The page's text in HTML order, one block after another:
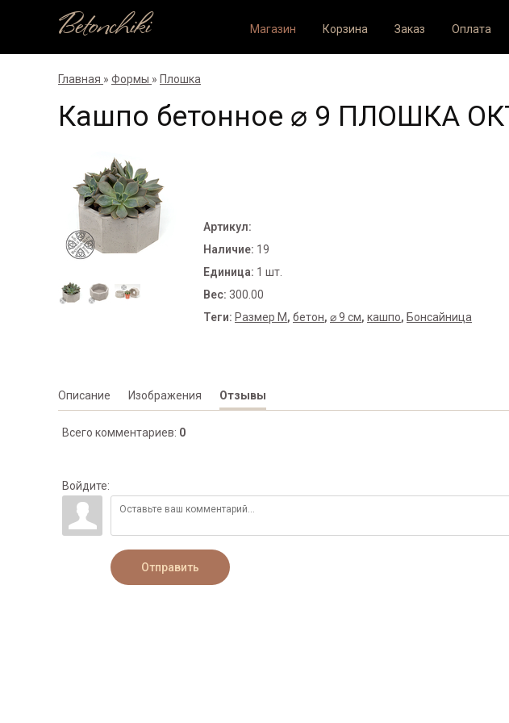
Betonchiki Магазин Корзина Заказ Оплата
Главная » Формы » Плошка
Кашпо бетонное ⌀ 9 ПЛОШКА
Артикул:
Наличие: 19
Единица: 1 шт.
Вес: 300.00
Теги: Размер M, бетон, ⌀ 9 см, кашпо, Бонсайница
Описание Изображения Отзывы
Всего комментариев: 0
Войдите:
Отправить